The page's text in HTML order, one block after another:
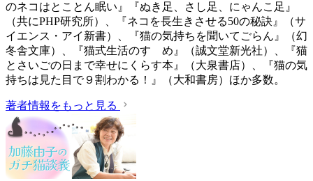
のネコはとことん眠い』『ぬき足、さし足、にゃんこ足』
（共にPHP研究所）、『ネコを長生きさせる50の秘訣』（サ
イエンス・アイ新書）、『猫の気持ちを聞いてごらん』（幻
冬舎文庫）、『猫式生活のすゝめ』（誠文堂新光社）、『猫
とさいごの日まで幸せにくらす本』（大泉書店）、『猫の気
持ちは見た目で９割わかる！』（大和書房）ほか多数。
著者情報をもっと見る